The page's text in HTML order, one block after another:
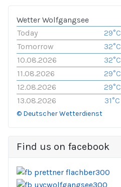
Wetter Wolfgangsee
Today
29°C
Tomorrow
32°C
10.08.2026
32°C
11.08.2026
29°C
12.08.2026
29°C
13.08.2026
31°C
© Deutscher Wetterdienst
Find us on facebook